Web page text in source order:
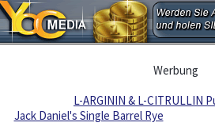
Werbung
L-ARGININ & L-CITRULLIN
Jack Daniel's Single Barrel Rye